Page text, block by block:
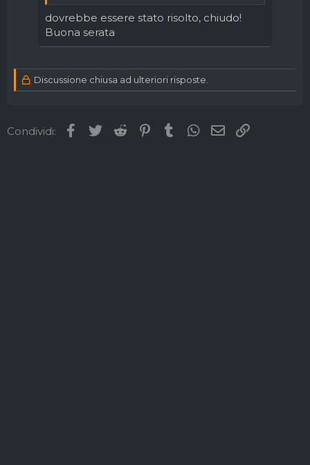
dovrebbe essere stato risolto, chiudo!
Buona serata
Discussione chiusa ad ulteriori risposte.
Condividi: Facebook
TwitterReddit PinterestTumblrWhatsApp
Email